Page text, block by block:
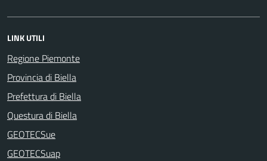
LINK UTILI
Regione Piemonte
Provincia di Biella
Prefettura di Biella
Questura di Biella
GEOTECSue
GEOTECSuap